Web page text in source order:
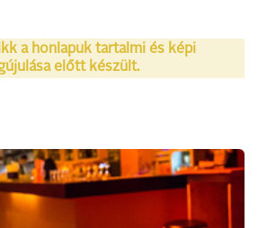
a honlapuk tartalmi és képi
előtt készült.